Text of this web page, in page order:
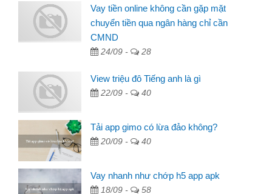
Vay tiền online không cần gặp mặt
chuyển tiền qua ngân hàng chỉ cần
CMND
24/09 - 28
View triệu đô Tiếng anh là gì
22/09 - 40
Tải app gimo có lừa đảo không?
20/09 - 40
Vay nhanh như chớp h5 app apk
18/09 - 58